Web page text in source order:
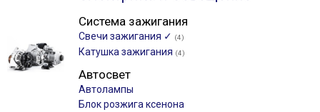
Система зажигания
Свечи зажигания ✓ (4)
Катушка зажигания (4)
Автосвет
Автолампы
Блок розжига ксенона